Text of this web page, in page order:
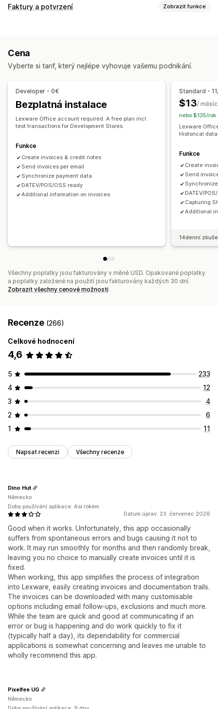
Finanční výkazy
Finanční operace
Účtování a fakturace
Účty pohledávek
Daňové odpočty
Aktualizace zásob
Automatizovaná synchronizace dat
Souhrn denních prodejů Podrobnosti objednávky
Zákazníci
Mapování daně z prodeje
Sladění bankovních výpisů s účetními záznamy
Řešení chyb Import historických dat
Faktury a potvrzení Zobrazit funkce
Návrhy objednávek
Vracení peněz
Prosazování značky
Čísla faktur
E-mail odesílatele
Více měn
Více jazyků
Správa souborů
Pojmenování souborů
Automatizace e-mailů
Generování PDF Tisk a export
Zabezpečení dat
Postupné číslování
Cena
Vyberte si tarif, který nejlépe vyhovuje vašemu podnikání.
Developer - 0€
Bezplatná instalace
Lexware Office account required. A free plan incl.
test transactions for Development Stores.
Funkce
Create invoices & credit notes
Send invoices per email
Synchronize payment data
DATEV/POS/OSS ready
Additional information on invoices
Standard -
$13/ měsíc
nebo $135/rok
Lexware
Historical
Funkce
Create
Send
DATEV/
Capturing
Additional
14denní
Všechny poplatky jsou fakturovány v měně USD. Opakované poplatky
a poplatky založené na použití jsou fakturovány každých 30 dní.
Zobrazit všechny cenové možnosti
Recenze (266)
Celkové hodnocení
4,6
5
233
4
12
3
4
2
6
1
11
Napsat recenzi Všechny recenze
Datum úprav: 23. červenec 2026
Good when it works. Unfortunately, this app occasionally
suffers from spontaneous errors and bugs causing it not to
work. It may run smoothly for months and then randomly break,
leaving you no choice to manually create invoices until it is
fixed.
When working, this app simplifies the process of integration
into Lexware, easily creating invoices and documentation trails.
The invoices can be downloaded with many customisable
options including email follow-ups, exclusions and much more.
While the team are quick and good at communicating if an
error or bug is happening and do work quickly to fix it
(typically half a day), its dependability for commercial
applications is somewhat concerning and leaves me unable to
wholly recommend this app.
Dino Hut
Německo
Doba používání aplikace: Asi rokem
Pixelfee UG
Německo